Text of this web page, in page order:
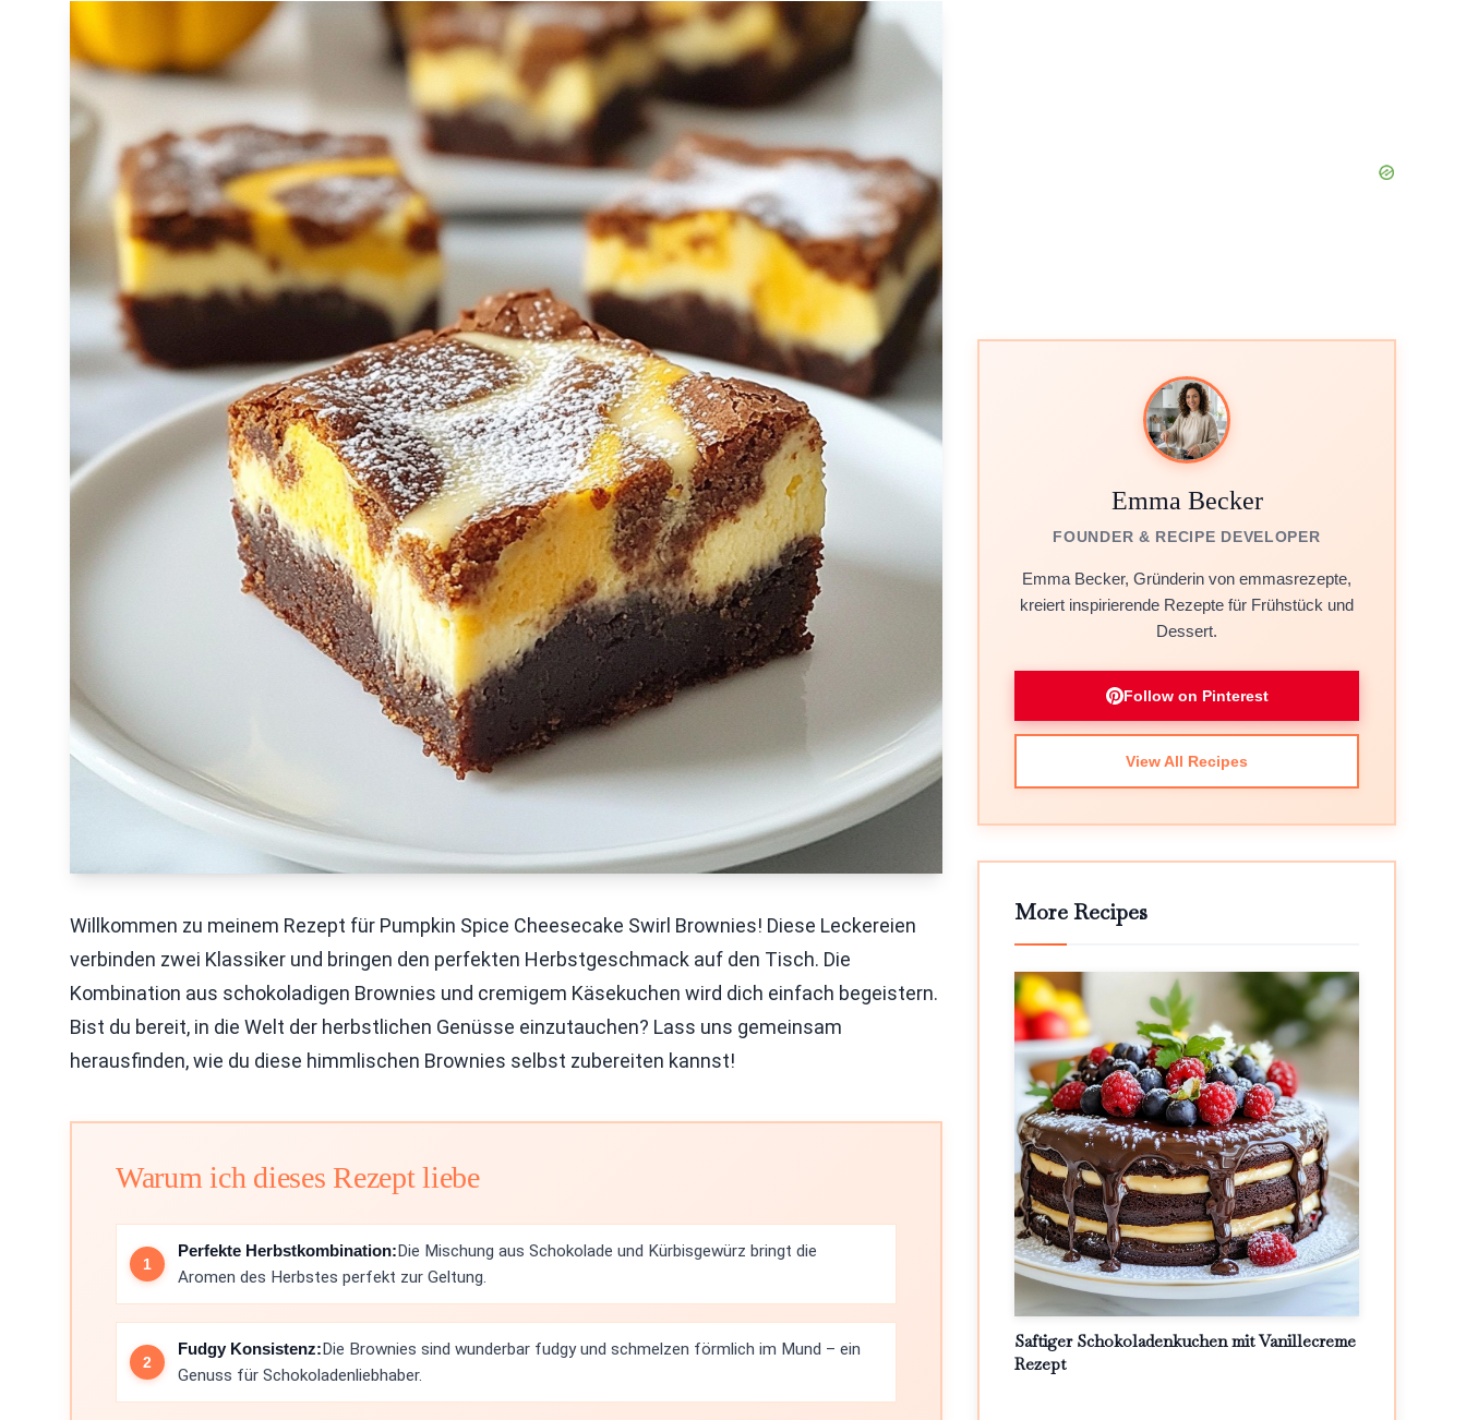
Willkommen zu meinem Rezept für Pumpkin Spice Cheesecake Swirl Brownies! Diese Leckereien
verbinden zwei Klassiker und bringen den perfekten Herbstgeschmack auf den Tisch. Die
Kombination aus schokoladigen Brownies und cremigem Käsekuchen wird dich einfach begeistern.
Bist du bereit, in die Welt der herbstlichen Genüsse einzutauchen? Lass uns gemeinsam
herausfinden, wie du diese himmlischen Brownies selbst zubereiten kannst!
Warum ich dieses Rezept liebe
Perfekte Herbstkombination:Die Mischung aus Schokolade und Kürbisgewürz bringt die
Aromen des Herbstes perfekt zur Geltung.
Fudgy Konsistenz:Die Brownies sind wunderbar fudgy und schmelzen förmlich im Mund – ein
Genuss für Schokoladenliebhaber.
Emma Becker
FOUNDER & RECIPE DEVELOPER
Emma Becker, Gründerin von emmasrezepte,
kreiert inspirierende Rezepte für Frühstück und
Dessert.
Follow on Pinterest
View All Recipes
More Recipes
Saftiger Schokoladenkuchen mit Vanillecreme
Rezept